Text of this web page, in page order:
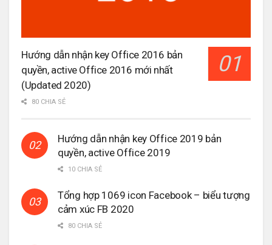
Hướng dẫn nhận key Office 2016 bản
quyền, active Office 2016 mới nhất
(Updated 2020)
80 CHIA SẺ
Hướng dẫn nhận key Office 2019 bản
quyền, active Office 2019
10 CHIA SẺ
Tổng hợp 1069 icon Facebook – biểu tượng
cảm xúc FB 2020
80 CHIA SẺ